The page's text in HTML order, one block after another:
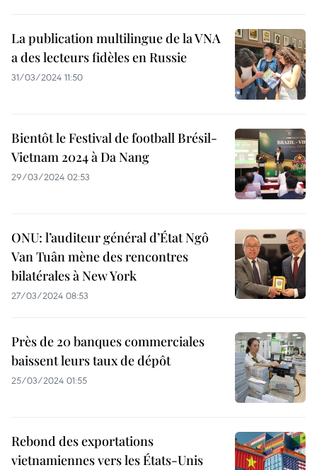
La publication multilingue de la VNA
a des lecteurs fidèles en Russie
31/03/2024 11:50
Bientôt le Festival de football Brésil-
Vietnam 2024 à Da Nang
29/03/2024 02:53
ONU: l’auditeur général d’État Ngô
Van Tuân mène des rencontres
bilatérales à New York
27/03/2024 08:53
Près de 20 banques commerciales
baissent leurs taux de dépôt
25/03/2024 01:55
Rebond des exportations
vietnamiennes vers les États-Unis